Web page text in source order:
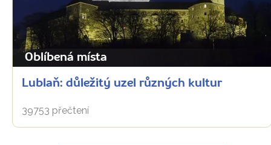
Oblíbená místa
Lublaň: důležitý uzel různých kultur
39753 přečtení